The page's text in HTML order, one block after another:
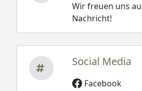
Wir freuen uns
Nachricht!
Social Media
Facebook